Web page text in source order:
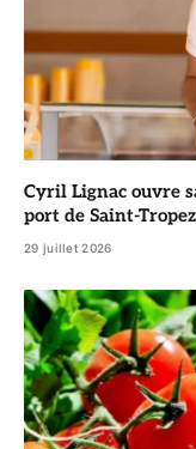
Cyril Lignac ouvre
port de Saint-Tropez
29 juillet 2026